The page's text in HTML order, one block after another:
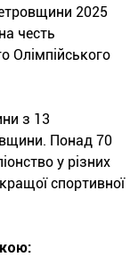
2025
честь
Олімпійського
з 13
Понад 70
у різних
спортивної